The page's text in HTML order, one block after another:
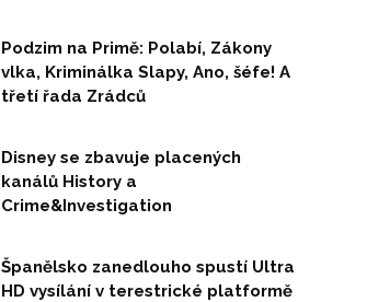
Podzim na Primě: Polabí, Zákony
vlka, Kriminálka Slapy, Ano, šéfe! A
třetí řada Zrádců
Disney se zbavuje placených
kanálů History a
Crime&Investigation
Španělsko zanedlouho spustí Ultra
HD vysílání v terestrické platformě